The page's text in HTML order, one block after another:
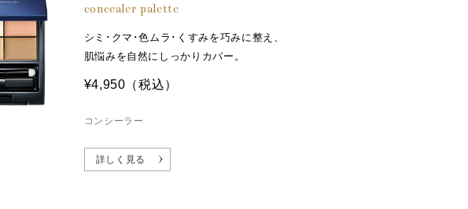
concealer palette
シミ･クマ･色ムラ･くすみを巧みに整え、
肌悩みを自然にしっかりカバー。
コンシーラー
¥4,950 （税込）
詳しく見る